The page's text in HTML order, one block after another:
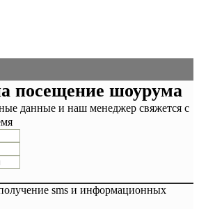
посещение шоурума
данные и наш менеджер свяжется с
sms и информационных